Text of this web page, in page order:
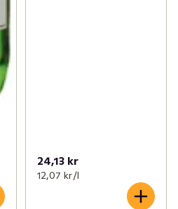
24,13 kr
12,07 kr /l